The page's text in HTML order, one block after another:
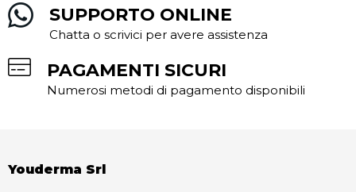
SUPPORTO ONLINE
Chatta o scrivici per avere assistenza
PAGAMENTI SICURI
Numerosi metodi di pagamento disponibili
Youderma Srl